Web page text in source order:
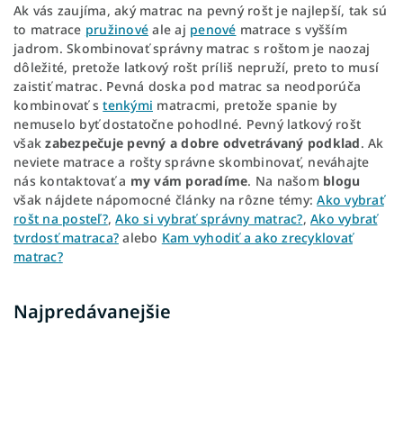
Ak vás zaujíma, aký matrac na pevný rošt je najlepší, tak sú
to matrace pružinové ale aj penové matrace s vyšším
jadrom. Skombinovať správny matrac s roštom je naozaj
dôležité, pretože latkový rošt príliš nepruží, preto to musí
zaistiť matrac. Pevná doska pod matrac sa neodporúča
kombinovať stenkými matracmi, pretože spanie by
nemuselo byť dostatočne pohodlné. Pevný latkový rošt
všakzabezpečuje pevný a dobre odvetrávaný podklad. Ak
neviete matrace a rošty správne skombinovať, neváhajte
nás kontaktovať a my vám poradíme. Na našom blogu
však nájdete nápomocné články na rôzne témy:Ako vybrať
rošt na posteľ?,Ako si vybrať správny matrac?, Ako vybrať
tvrdosť matraca? alebo Kam vyhodiť a ako zrecyklovať
matrac?
Najpredávanejšie